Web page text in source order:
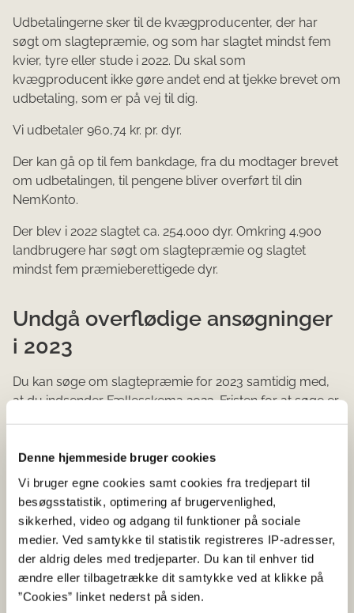
Denne hjemmeside bruger cookies
Vi bruger egne cookies samt cookies fra tredjepart til
besøgsstatistik, optimering af brugervenlighed,
sikkerhed, video og adgang til funktioner på sociale
medier. Ved samtykke til statistik registreres IP-adresser,
der aldrig deles med tredjeparter. Du kan til enhver tid
ændre eller tilbagetrække dit samtykke ved at klikke på
”Cookies” linket nederst på siden.
Udbetalingerne sker til de kvægproducenter, der har
søgt om slagtepræmie, og som har slagtet mindst fem
kvier, tyre eller stude i 2022. Du skal som
kvægproducent ikke gøre andet end at tjekke brevet om
udbetaling, som er på vej til dig.
Vi udbetaler 960,74 kr. pr. dyr.
Der kan gå op til fem bankdage, fra du modtager brevet
om udbetalingen, til pengene bliver overført til din
NemKonto.
Der blev i 2022 slagtet ca. 254.000 dyr. Omkring 4.900
landbrugere har søgt om slagtepræmie og slagtet
mindst fem præmieberettigede dyr.
Undgå overflødige ansøgninger
i 2023
Du kan søge om slagtepræmie for 2023 samtidig med,
at du indsender Fællesskema 2023. Fristen for at søge er
Hvis du søger efter fristen, bliver din ansøgning ikke
godkendt.
Vi modtager hvert år ca. 4.000 ansøgninger fra
landbrugere, som ikke slagter dyr. Vi kommer derfor ud
på kontrol til landbrugere, som slet ikke har kvæg. Det vil
vi gerne forsøge at undgå. Vi anbefaler derfor, at du kun
søger om slagtepræmie i 2023, hvis du regner med at
slagte mindst fem kvier, tyre eller stude.